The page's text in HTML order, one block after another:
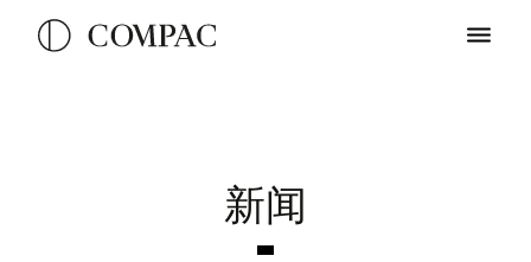
新闻